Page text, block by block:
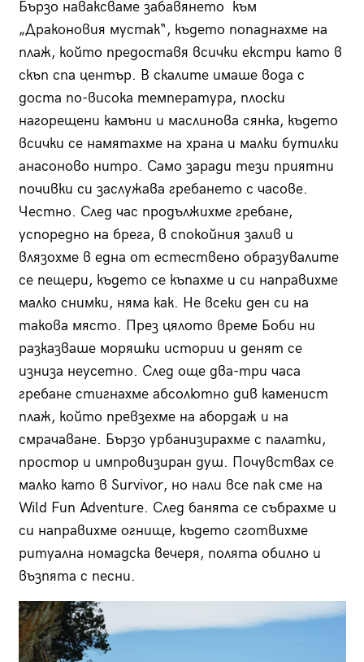
Бързо наваксваме забавянето към
„Драконовия мустак“, където попаднахме на
плаж, който предоставя всички екстри като в
скъп спа център. В скалите имаше вода с
доста по-висока температура, плоски
нагорещени камъни и маслинова сянка, където
всички се намятахме на храна и малки бутилки
анасоново нитро. Само заради тези приятни
почивки си заслужава гребането с часове.
Честно. След час продължихме гребане,
успоредно на брега, в спокойния залив и
влязохме в една от естествено образувалите
се пещери, където се къпахме и си направихме
малко снимки, няма как. Не всеки ден си на
такова място. През цялото време Боби ни
разказваше моряшки истории и денят се
изниза неусетно. След още два-три часа
гребане стигнахме абсолютно див каменист
плаж, който превзехме на абордаж и на
смрачаване. Бързо урбанизирахме с палатки,
простор и импровизиран душ. Почувствах се
малко като в Survivor, но нали все пак сме на
Wild Fun Adventure. След банята се събрахме и
си направихме огнище, където сготвихме
ритуална номадска вечеря, полята обилно и
възпята с песни.